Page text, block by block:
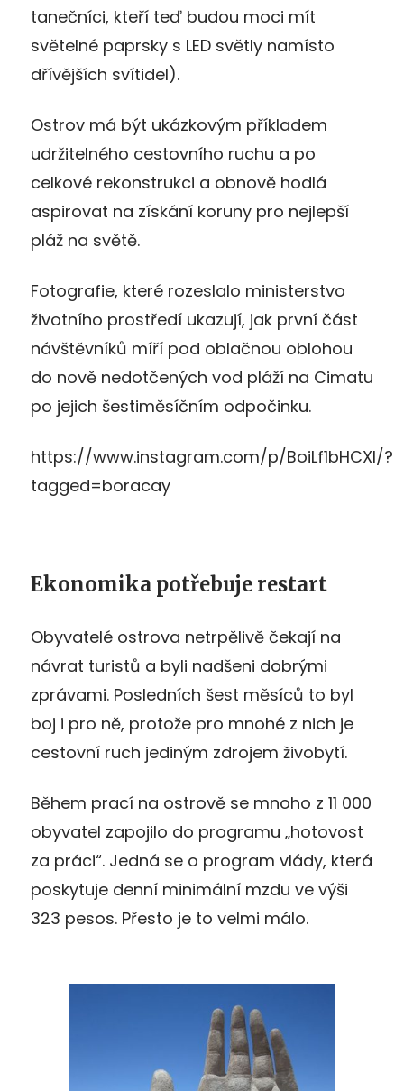
tanečníci, kteří teď budou moci mít
světelné paprsky s LED světly namísto
dřívějších svítidel).
Ostrov má být ukázkovým příkladem
udržitelného cestovního ruchu a po
celkové rekonstrukci a obnově hodlá
aspirovat na získání koruny pro nejlepší
pláž na světě.
Fotografie, které rozeslalo ministerstvo
životního prostředí ukazují, jak první část
návštěvníků míří pod oblačnou oblohou
do nově nedotčených vod pláží na Cimatu
po jejich šestiměsíčním odpočinku.
https://www.instagram.com/p/BoiLf1bHCXl/?
tagged=boracay
Ekonomika potřebuje restart
Obyvatelé ostrova netrpělivě čekají na
návrat turistů a byli nadšeni dobrými
zprávami. Posledních šest měsíců to byl
boj i pro ně, protože pro mnohé z nich je
cestovní ruch jediným zdrojem živobytí.
Během prací na ostrově se mnoho z 11 000
obyvatel zapojilo do programu „hotovost
za práci“. Jedná se o program vlády, která
poskytuje denní minimální mzdu ve výši
323 pesos. Přesto je to velmi málo.